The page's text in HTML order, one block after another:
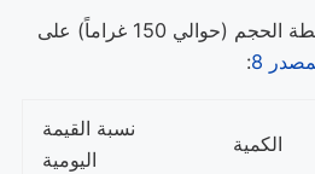
تحتوي حبة بطاطس متوسطة الحجم (حوالي 150 غراماً) على
8
:
الكمية
نسبة القيمة
اليومية